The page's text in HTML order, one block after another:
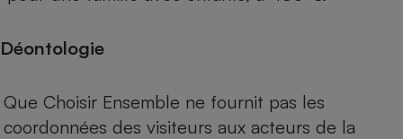
Déontologie
Que Choisir Ensemble ne fournit pas les
coordonnées des visiteurs aux acteurs de la